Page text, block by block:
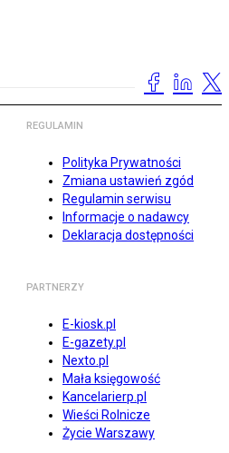
REGULAMIN
Polityka Prywatności
Zmiana ustawień zgód
Regulamin serwisu
Informacje o nadawcy
Deklaracja dostępności
PARTNERZY
E-kiosk.pl
E-gazety.pl
Nexto.pl
Mała księgowość
Kancelarierp.pl
Wieści Rolnicze
Życie Warszawy